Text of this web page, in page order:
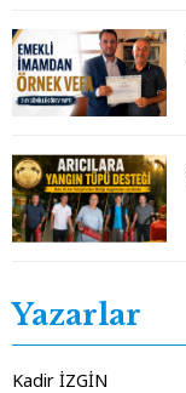
Yazarlar
Kadir İZGİN